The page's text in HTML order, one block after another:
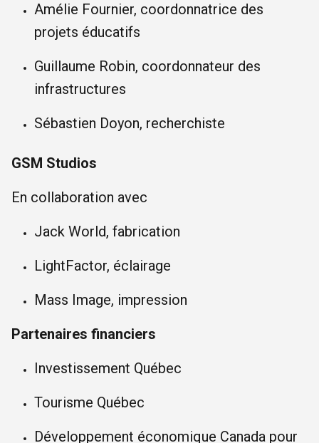
Amélie Fournier, coordonnatrice des
projets éducatifs
Guillaume Robin, coordonnateur des
infrastructures
Sébastien Doyon, recherchiste
GSM Studios
En collaboration avec
Jack World, fabrication
LightFactor, éclairage
Mass Image, impression
Partenaires financiers
Investissement Québec
Tourisme Québec
Développement économique Canada pour